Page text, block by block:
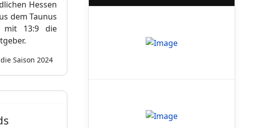
Hessen
dem Taunus
mit 13:9 die
Saison 2024